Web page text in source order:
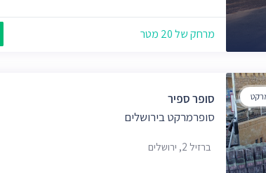
מרחק של 20 מטר
סופר ספיר
סופרמרקט בירושלים
ברזיל 2, ירושלים